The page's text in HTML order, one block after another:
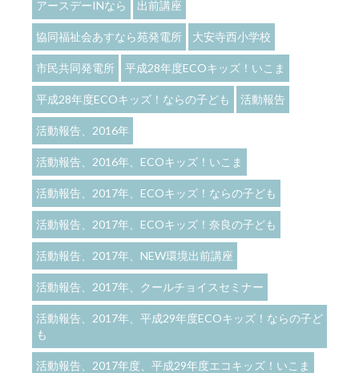
アースデーINなら 出前講座
協同福祉会あすなら苑発電所 大安寺西小学校
市民共同発電所 平成28年度ECOキッズ！いこま
平成28年度ECOキッズ！ならの子ども 活動報告
活動報告、2016年
活動報告、2016年、ECOキッズ！いこま
活動報告、2017年、ECOキッズ！ならの子ども
活動報告、2017年、ECOキッズ！奈良の子ども
活動報告、2017年、NEW環境出前講座
活動報告、2017年、クールチョイスセミナー
活動報告、2017年、平成29年度ECOキッズ！ならの子ど
も
活動報告、2017年度、平成29年度エコキッズ！いこま